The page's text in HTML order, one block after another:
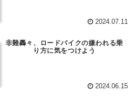
2024.07.11
非難轟々、ロードバイクの嫌われる乗
り方に気をつけよう
2024.06.15